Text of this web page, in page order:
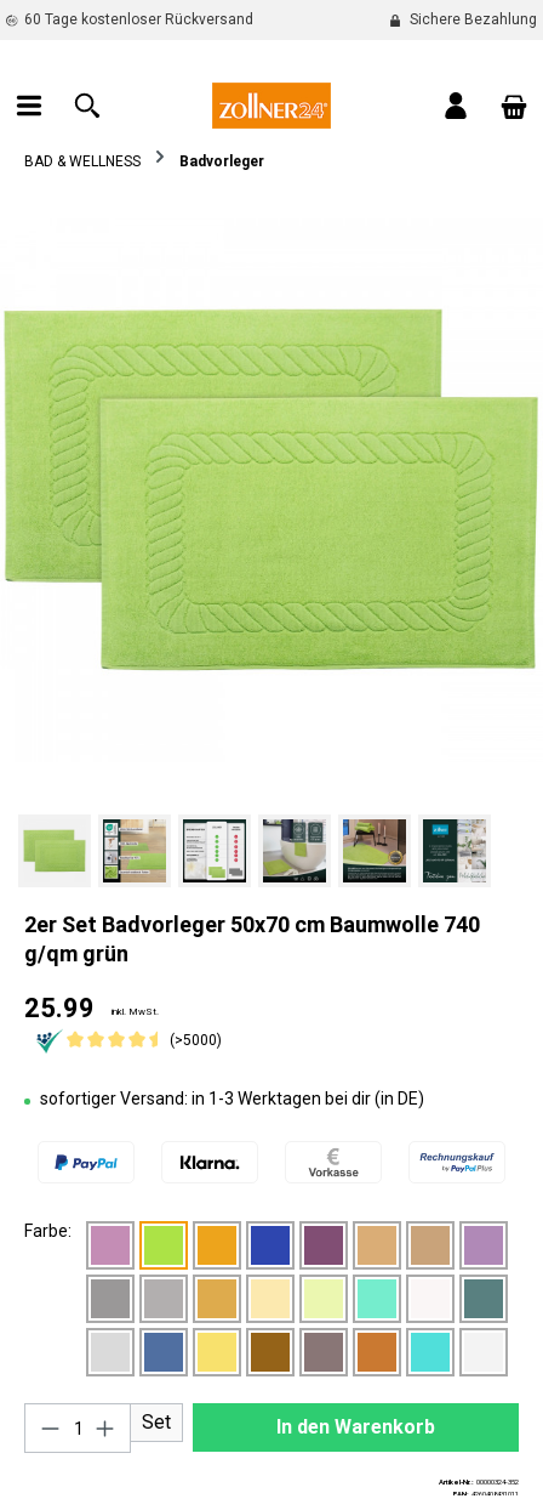
springen
60 Tage kostenloser Rückversand Sichere Bezahlung
BAD & WELLNESS Badvorleger
2er Set Badvorleger 50x70 cm Baumwolle 740
g/qm grün
25.99 inkl. MwSt.
(>5000)
sofortiger Versand: in 1-3 Werktagen bei dir (in DE)
Farbe:
Produkt Anzahl: Gib den gewünschten
Set In den Warenkorb
Artikel-Nr.: 00000324-352
EAN: 4260408431011